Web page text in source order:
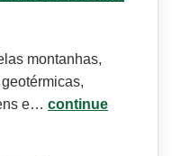
montanhas,
e… continue